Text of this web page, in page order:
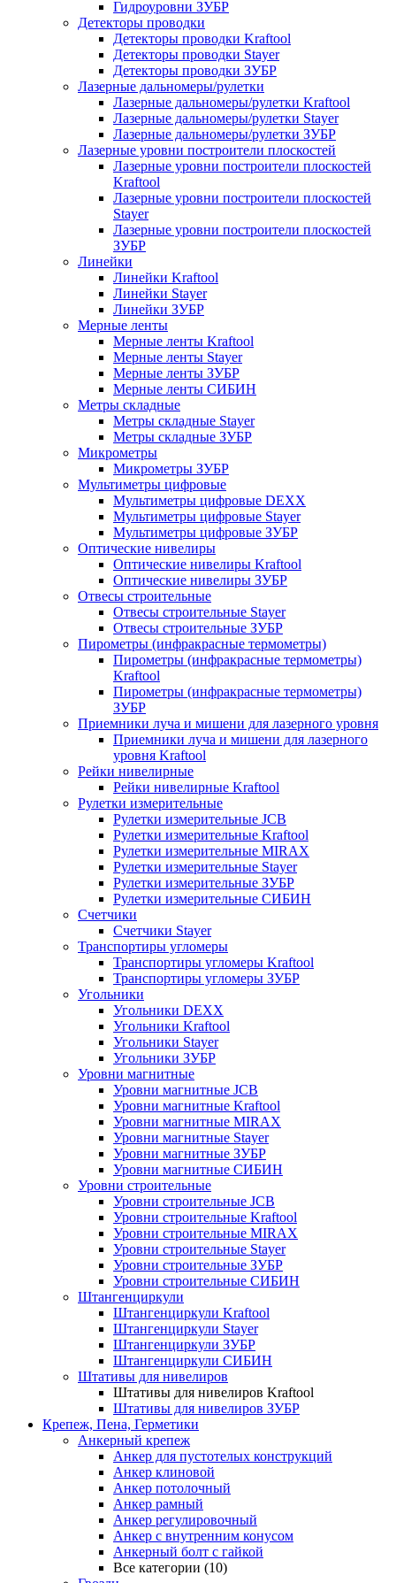
Гидроуровни ЗУБР
Детекторы проводки
Детекторы проводки Kraftool
Детекторы проводки Stayer
Детекторы проводки ЗУБР
Лазерные дальномеры/рулетки
Лазерные дальномеры/рулетки Kraftool
Лазерные дальномеры/рулетки Stayer
Лазерные дальномеры/рулетки ЗУБР
Лазерные уровни построители плоскостей
Лазерные уровни построители плоскостей
Kraftool
Лазерные уровни построители плоскостей
Stayer
Лазерные уровни построители плоскостей
ЗУБР
Линейки
Линейки Kraftool
Линейки Stayer
Линейки ЗУБР
Мерные ленты
Мерные ленты Kraftool
Мерные ленты Stayer
Мерные ленты ЗУБР
Мерные ленты СИБИН
Метры складные
Метры складные Stayer
Метры складные ЗУБР
Микрометры
Микрометры ЗУБР
Мультиметры цифровые
Мультиметры цифровые DEXX
Мультиметры цифровые Stayer
Мультиметры цифровые ЗУБР
Оптические нивелиры
Оптические нивелиры Kraftool
Оптические нивелиры ЗУБР
Отвесы строительные
Отвесы строительные Stayer
Отвесы строительные ЗУБР
Пирометры (инфракрасные термометры)
Пирометры (инфракрасные термометры)
Kraftool
Пирометры (инфракрасные термометры)
ЗУБР
Приемники луча и мишени для лазерного уровня
Приемники луча и мишени для лазерного
уровня Kraftool
Рейки нивелирные
Рейки нивелирные Kraftool
Рулетки измерительные
Рулетки измерительные JCB
Рулетки измерительные Kraftool
Рулетки измерительные MIRAX
Рулетки измерительные Stayer
Рулетки измерительные ЗУБР
Рулетки измерительные СИБИН
Счетчики
Счетчики Stayer
Транспортиры угломеры
Транспортиры угломеры Kraftool
Транспортиры угломеры ЗУБР
Угольники
Угольники DEXX
Угольники Kraftool
Угольники Stayer
Угольники ЗУБР
Уровни магнитные
Уровни магнитные JCB
Уровни магнитные Kraftool
Уровни магнитные MIRAX
Уровни магнитные Stayer
Уровни магнитные ЗУБР
Уровни магнитные СИБИН
Уровни строительные
Уровни строительные JCB
Уровни строительные Kraftool
Уровни строительные MIRAX
Уровни строительные Stayer
Уровни строительные ЗУБР
Уровни строительные СИБИН
Штангенциркули
Штангенциркули Kraftool
Штангенциркули Stayer
Штангенциркули ЗУБР
Штангенциркули СИБИН
Штативы для нивелиров
Штативы для нивелиров Kraftool
Штативы для нивелиров ЗУБР
Крепеж, Пена, Герметики
Анкерный крепеж
Анкер для пустотелых конструкций
Анкер клиновой
Анкер потолочный
Анкер рамный
Анкер регулировочный
Анкер с внутренним конусом
Анкерный болт с гайкой
Все категории (10)